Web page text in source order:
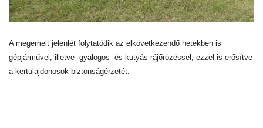
A megemelt jelenlét folytatódik az elkövetkezendő hetekben is
gépjárművel, illetve gyalogos- és kutyás rájőrözéssel, ezzel is erősítve
a kertulajdonosok biztonságérzetét.